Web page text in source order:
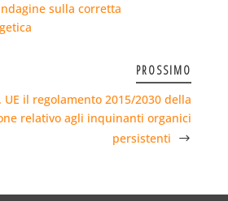
sulla corretta
PROSSIMO
UE il regolamento 2015/2030 della
relativo agli inquinanti organici
persistenti